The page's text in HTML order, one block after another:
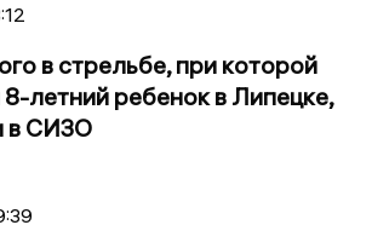
в стрельбе, при которой
летний ребенок в Липецке,
в СИЗО